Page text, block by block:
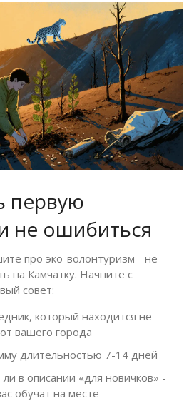
первую
не ошибиться
про эко-волонтуризм - не
на Камчатку. Начните с
совет:
который находится не
вашего города
длительностью 7-14 дней
в описании «для новичков» -
обучат на месте